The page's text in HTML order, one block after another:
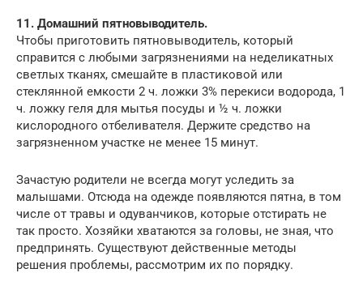
11. Домашний пятновыводитель.
Чтобы приготовить пятновыводитель, который
справится с любыми загрязнениями на неделикатных
светлых тканях, смешайте в пластиковой или
стеклянной емкости 2 ч. ложки 3% перекиси водорода, 1
ч. ложку геля для мытья посуды и ½ ч. ложки
кислородного отбеливателя. Держите средство на
загрязненном участке не менее 15 минут.
Зачастую родители не всегда могут уследить за
малышами. Отсюда на одежде появляются пятна, в том
числе от травы и одуванчиков, которые отстирать не
так просто. Хозяйки хватаются за головы, не зная, что
предпринять. Существуют действенные методы
решения проблемы, рассмотрим их по порядку.